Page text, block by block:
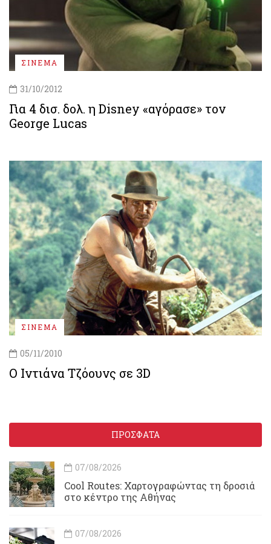
ΣΙΝΕΜΑ
31/10/2012
Για 4 δισ. δολ. η Disney «αγόρασε» τον
George Lucas
ΣΙΝΕΜΑ
05/11/2010
O Ιντιάνα Τζόουνς σε 3D
ΠΡΟΣΦΑΤΑ
07/08/2026
Cool Routes: Χαρτογραφώντας τη δροσιά
στο κέντρο της Αθήνας
07/08/2026